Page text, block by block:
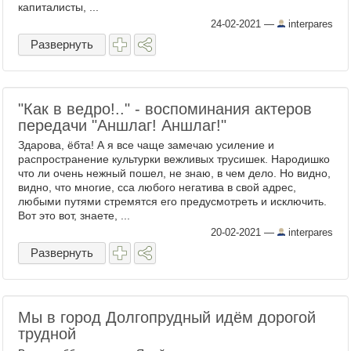
капиталисты, ...
24-02-2021 — interpares
Развернуть
"Как в ведро!.." - воспоминания актеров
передачи "Аншлаг! Аншлаг!"
Здарова, ёбта! А я все чаще замечаю усиление и
распространение культурки вежливых трусишек. Народишко
что ли очень нежный пошел, не знаю, в чем дело. Но видно,
видно, что многие, сса любого негатива в свой адрес,
любыми путями стремятся его предусмотреть и исключить.
Вот это вот, знаете, ...
20-02-2021 — interpares
Развернуть
Мы в город Долгопрудный идём дорогой
трудной